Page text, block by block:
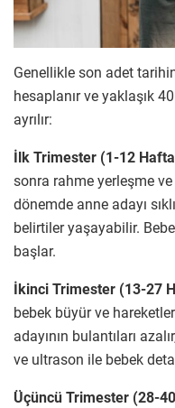
Genellikle son adet
hesaplanır ve yaklaşık
ayrılır:
İlk Trimester (1-12
sonra rahme yerleşme
dönemde anne adayı
belirtiler yaşayabilir.
başlar.
İkinci Trimester (13-27
bebek büyür ve
adayının bulantıları
ve ultrason ile bebek
Üçüncü Trimester (28-